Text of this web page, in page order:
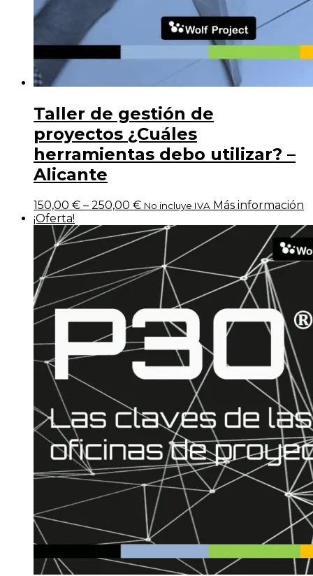
Taller de gestión de
proyectos ¿Cuáles
herramientas debo utilizar? –
Alicante
150,00 € – 250,00 € No incluye IVA Más información
¡Oferta!